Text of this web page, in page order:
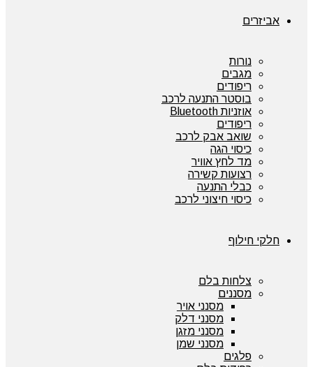
אביזרים
נורות
מגבים
ריפודים
בוסטר התנעה לרכב
אוזניות Bluetooth
ריפודים
שואב אבק לרכב
כיסוי הגה
מד לחץ אוויר
רצועות קשירה
כבלי התנעה
כיסוי חיצוני לרכב
חלקי חילוף
צלחות בלם
מסננים
מסנני אויר
מסנני דלק
מסנני מזגן
מסנני שמן
פלגים